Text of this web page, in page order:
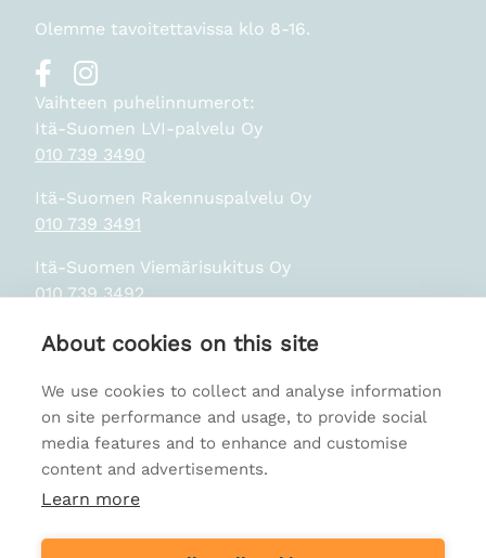
About cookies on this site
We use cookies to collect and analyse information
on site performance and usage, to provide social
media features and to enhance and customise
content and advertisements.
Learn more
Olemme tavoitettavissa klo 8-16.
Vaihteen puhelinnumerot:
Itä-Suomen LVI-palvelu Oy
010 739 3490
Itä-Suomen Rakennuspalvelu Oy
010 739 3491
Itä-Suomen Viemärisukitus Oy
010 739 3492
Tietosuojaseloste